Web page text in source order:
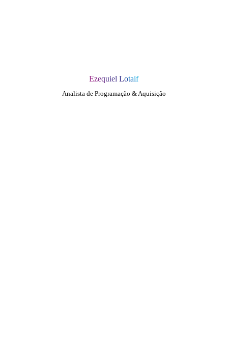
Ezequiel Lotaif
Analista de Programação & Aquisição